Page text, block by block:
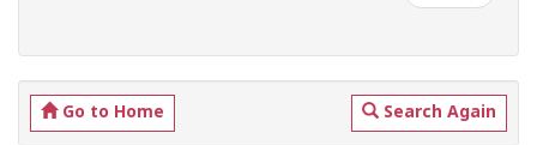
Go to Home Search Again